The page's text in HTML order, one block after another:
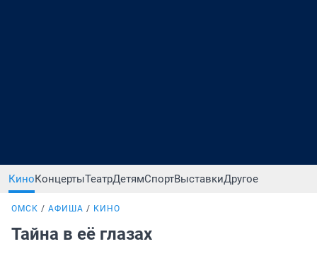
КиноКонцертыТеатрДетямСпортВыставкиДругое
ОМСК АФИША КИНО
Тайна в её глазах